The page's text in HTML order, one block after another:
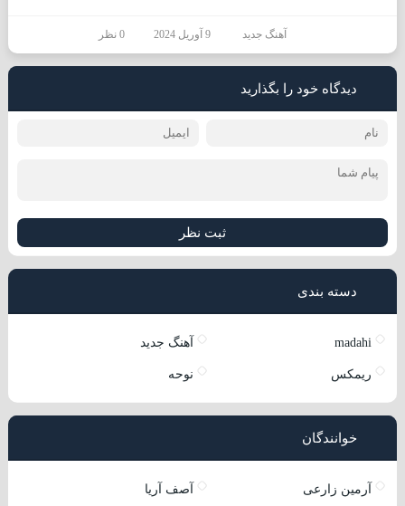
آهنگ جدید 9 آوریل 2024 0 نظر
دیدگاه خود را بگذارید
ثبت نظر
دسته بندی
madahi آهنگ جدید
ریمکس نوحه
خوانندگان
آرمین زارعی آصف آریا